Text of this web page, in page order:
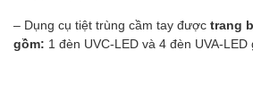
– Dụng cụ tiệt trùng cầm tay được trang
gồm: 1 đèn UVC-LED và 4 đèn UVA-